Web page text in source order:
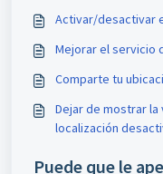
Activar/desactivar
Mejorar el servicio
Comparte tu
Dejar de mostrar
localización
Puede que le